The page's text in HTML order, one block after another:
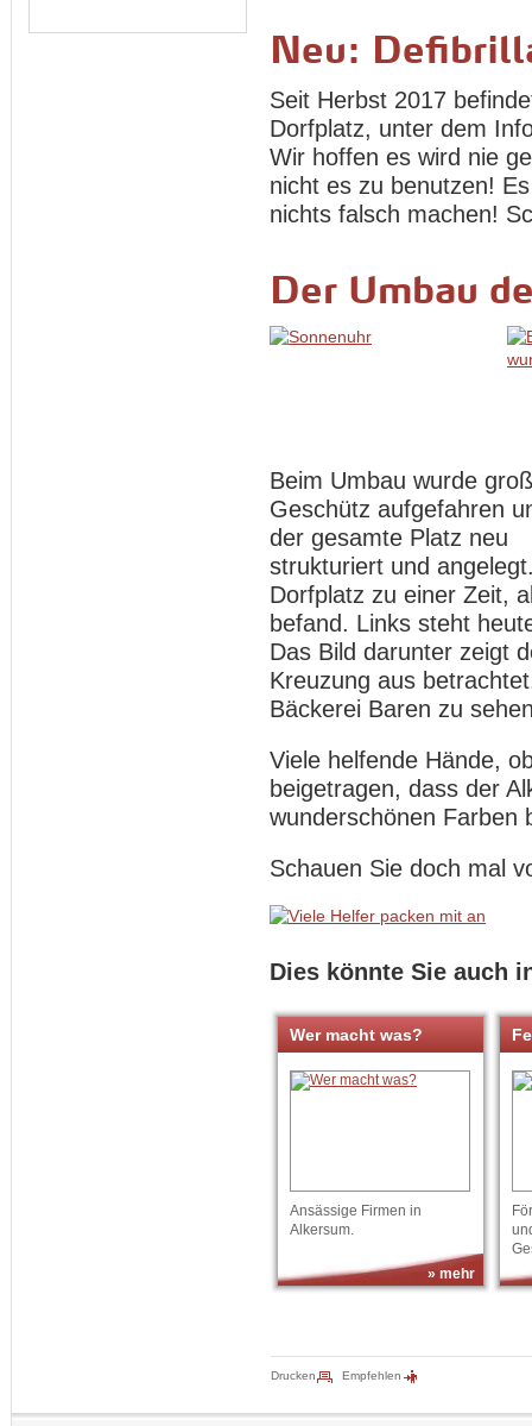
Neu:
Seit Herbst 2017
Dorfplatz, unter dem
Wir hoffen es wird nie
nicht es zu benutzen!
nichts falsch machen!
Der Umbau
Beim Umbau wurde
Geschütz aufgefahren
der gesamte Platz neu
strukturiert und
Dorfplatz zu einer Zeit,
befand. Links steht
Das Bild darunter zeigt
Kreuzung aus
Bäckerei Baren zu
Viele helfende Hände,
beigetragen, dass der
wunderschönen Farben
Schauen Sie doch mal
Dies könnte Sie auch
Wer macht was?
Ansässige Firmen in
Alkersum.
» mehr
Drucken Empfehlen